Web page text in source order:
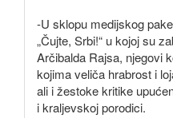
-U sklopu medijskog
„Čujte, Srbi!“ u kojoj su
Arčibalda Rajsa, njegovi
kojima veliča hrabrost i
ali i žestoke kritike
i kraljevskoj porodici.